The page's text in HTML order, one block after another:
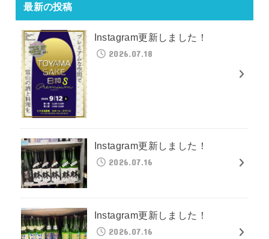
最新の投稿
Instagram更新しました！
2026.07.18
Instagram更新しました！
2026.07.16
Instagram更新しました！
2026.07.16